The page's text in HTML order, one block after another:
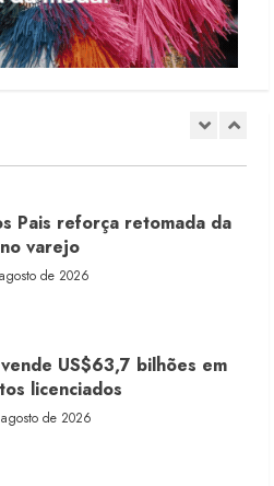
de 2026
Pais reforça retomada da
varejo
de 2026
US$63,7 bilhões em
licenciados
de 2026